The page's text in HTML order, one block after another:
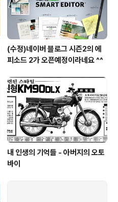
(수정)네이버 블로그 시즌2의 에
피소드 2가 오픈예정이라네요 ^^
내 인생의 기억들 - 아버지의 오토
바이